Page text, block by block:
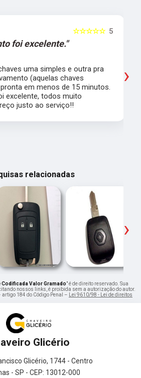
5
☆☆☆☆☆
foi excelente."
uma simples e outra pra
(aquelas chaves
em menos de 15 minutos.
excelente, todos muito
justo ao serviço!!
›
relacionadas
›
Codificada Valor Gramado" é de direito reservado. Sua
nossos links, é proibida sem a autorização do autor.
184 do Código Penal –
Lei 9610/98 - Lei de direitos
Glicério
Glicério, 1744 - Centro
- SP - CEP: 13012-000